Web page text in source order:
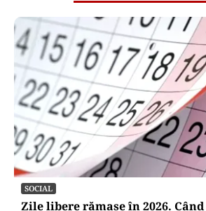
SOCIAL
Zile libere rămase în 2026.